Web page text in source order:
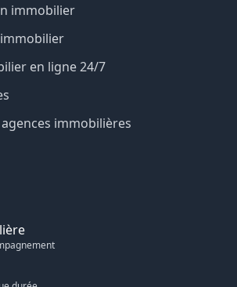
immobilier
en ligne 24/7
immobilières